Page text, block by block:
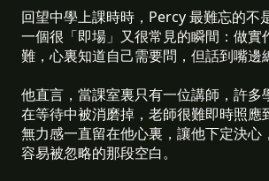
回望中學上課時時，Percy 最難忘的不
一個很「即場」又很常見的瞬間：做實
難，心裏知道自己需要問，但話到嘴邊
他直言，當課室裏只有一位講師，許多
在等待中被消磨掉，老師很難即時照應
無力感一直留在他心裏，讓他下定決心
容易被忽略的那段空白。